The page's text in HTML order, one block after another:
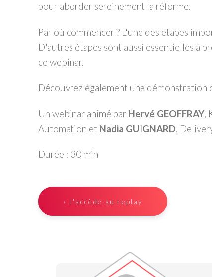
pour aborder sereinement la réforme.
Par où commencer ? L'une des étapes
D'autres étapes sont aussi essentielles à
ce webinar.
Découvrez également une démonstration
Un webinar animé par Hervé GEOFFRAY,
Automation et Nadia GUIGNARD,
Durée : 30 min
› J'accède au replay